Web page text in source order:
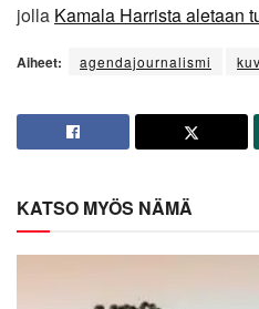
jolla Kamala Harrista aletaan
Aiheet: agendajournalismi
KATSO MYÖS NÄMÄ